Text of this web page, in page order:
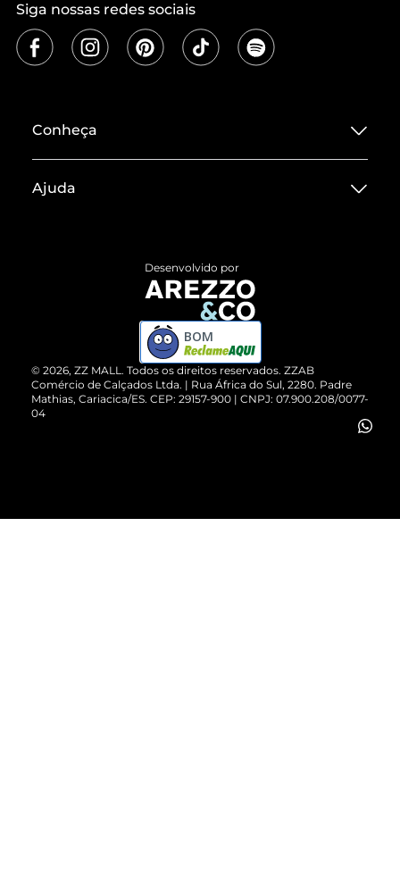
Siga nossas redes sociais
Conheça
Termos de Uso
ZZ MALL é confiável
Cartão Presente
Vendas Corporativas
Ajuda
Devolução do Produto
Compre pelo WhatsApp
© 2026, ZZ MALL. Todos os direitos reservados. ZZAB
Comércio de Calçados Ltda. | Rua África do Sul, 2280. Padre
Mathias, Cariacica/ES. CEP: 29157-900 | CNPJ: 07.900.208/0077-
04
Desenvolvido por
BOM